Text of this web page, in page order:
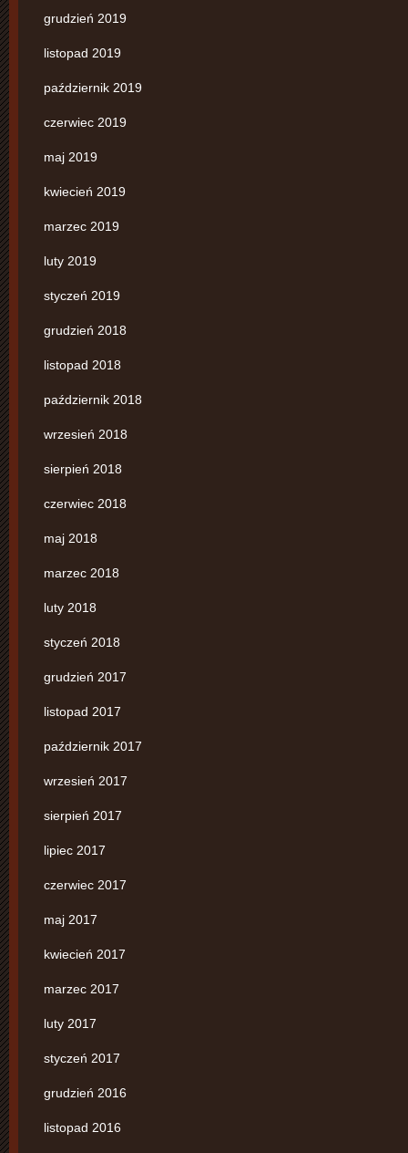
grudzień 2019
listopad 2019
październik 2019
czerwiec 2019
maj 2019
kwiecień 2019
marzec 2019
luty 2019
styczeń 2019
grudzień 2018
listopad 2018
październik 2018
wrzesień 2018
sierpień 2018
czerwiec 2018
maj 2018
marzec 2018
luty 2018
styczeń 2018
grudzień 2017
listopad 2017
październik 2017
wrzesień 2017
sierpień 2017
lipiec 2017
czerwiec 2017
maj 2017
kwiecień 2017
marzec 2017
luty 2017
styczeń 2017
grudzień 2016
listopad 2016